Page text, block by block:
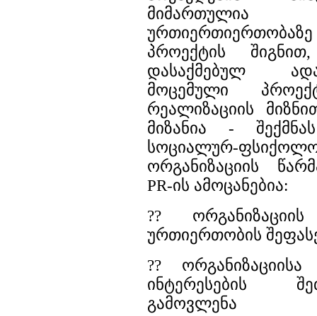
პროექტის
დასაქმებულ
მოცემული
რეალიზაციის
მიზანია -
სოციალურ-
ორგანიზაციის
PR-ის ამოცანებია:
?? ორგანიზაციის
ურთიერთობის
??
ინტერესების
გამოვლენა